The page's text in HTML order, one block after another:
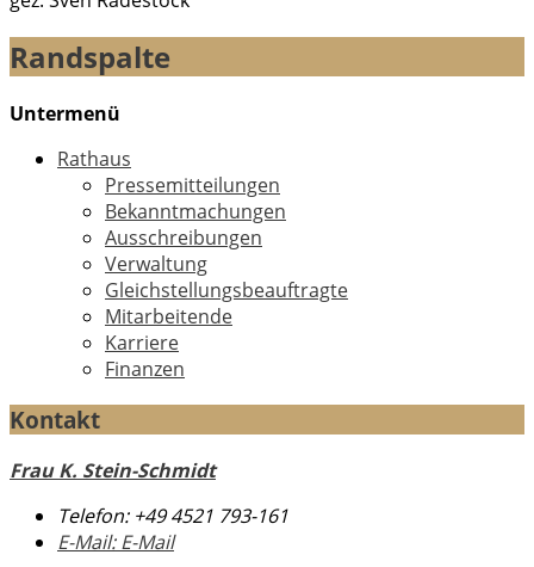
Randspalte
Untermenü
Rathaus
Pressemitteilungen
Bekanntmachungen
Ausschreibungen
Verwaltung
Gleichstellungsbeauftragte
Mitarbeitende
Karriere
Finanzen
Kontakt
Frau K. Stein-Schmidt
Telefon: +49 4521 793-161
E-Mail:E-Mail